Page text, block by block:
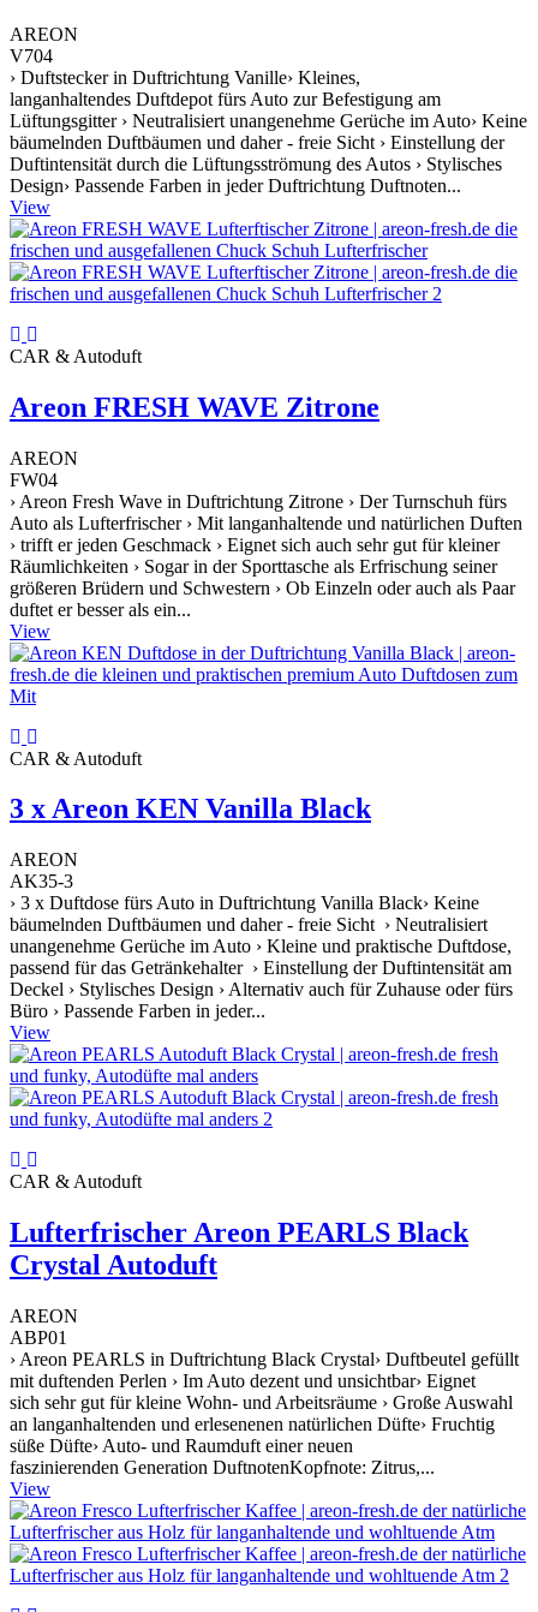
AREON
V704
› Duftstecker in Duftrichtung Vanille› Kleines,
langanhaltendes Duftdepot fürs Auto zur Befestigung am
Lüftungsgitter › Neutralisiert unangenehme Gerüche im Auto› Keine
bäumelnden Duftbäumen und daher - freie Sicht › Einstellung der
Duftintensität durch die Lüftungsströmung des Autos › Stylisches
Design› Passende Farben in jeder Duftrichtung Duftnoten...
View
CAR & Autoduft
Areon FRESH WAVE Zitrone
AREON
FW04
› Areon Fresh Wave in Duftrichtung Zitrone › Der Turnschuh fürs
Auto als Lufterfrischer › Mit langanhaltende und natürlichen Duften
› trifft er jeden Geschmack › Eignet sich auch sehr gut für kleiner
Räumlichkeiten › Sogar in der Sporttasche als Erfrischung seiner
größeren Brüdern und Schwestern › Ob Einzeln oder auch als Paar
duftet er besser als ein...
View
CAR & Autoduft
3 x Areon KEN Vanilla Black
AREON
AK35-3
› 3 x Duftdose fürs Auto in Duftrichtung Vanilla Black› Keine
bäumelnden Duftbäumen und daher - freie Sicht › Neutralisiert
unangenehme Gerüche im Auto › Kleine und praktische Duftdose,
passend für das Getränkehalter › Einstellung der Duftintensität am
Deckel › Stylisches Design › Alternativ auch für Zuhause oder fürs
Büro › Passende Farben in jeder...
View
CAR & Autoduft
Lufterfrischer Areon PEARLS Black
Crystal Autoduft
AREON
ABP01
› Areon PEARLS in Duftrichtung Black Crystal› Duftbeutel gefüllt
mit duftenden Perlen › Im Auto dezent und unsichtbar› Eignet
sich sehr gut für kleine Wohn- und Arbeitsräume › Große Auswahl
an langanhaltenden und erlesenenen natürlichen Düfte› Fruchtig
süße Düfte› Auto- und Raumduft einer neuen
faszinierenden Generation DuftnotenKopfnote: Zitrus,...
View